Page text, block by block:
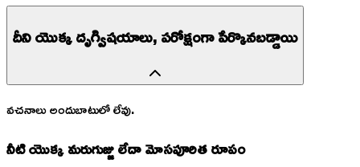
దీని యొక్క దృగ్విషయాలు, పరోక్షంగా పేర్కొనబడ్డాయి
వచనాలు అందుబాటులో లేవు.
నీటి యొక్క మరుగుజ్జు లేదా మోసపూరిత రూపం